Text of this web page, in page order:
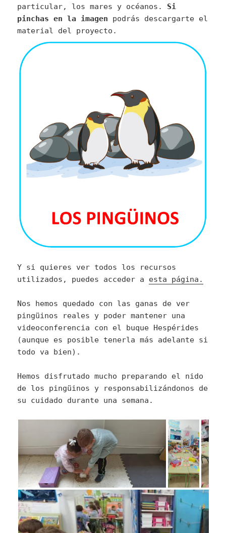
particular, los mares y océanos. Si
pinchas en la imagen podrás descargarte el
material del proyecto.
Y si quieres ver todos los recursos
utilizados, puedes acceder a esta página.
Nos hemos quedado con las ganas de ver
pingüinos reales y poder mantener una
videoconferencia con el buque Hespérides
(aunque es posible tenerla más adelante si
todo va bien).
Hemos disfrutado mucho preparando el nido
de los pingüinos y responsabilizándonos de
su cuidado durante una semana.